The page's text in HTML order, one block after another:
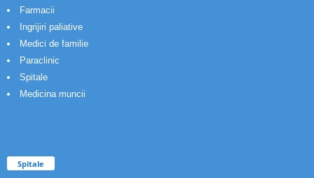
Farmacii
Ingrijiri paliative
Medici de familie
Paraclinic
Spitale
Medicina muncii
Spitale